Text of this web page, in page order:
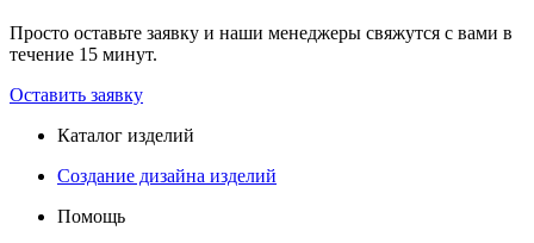
Просто оставьте заявку и наши менеджеры свяжутся с вами в
течение 15 минут.
Оставить заявку
Каталог изделий
Создание дизайна изделий
Помощь